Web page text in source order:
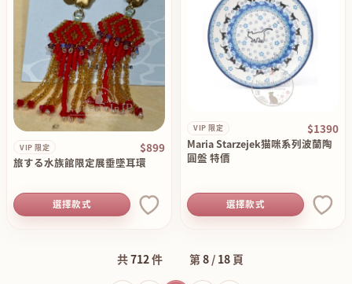
VIP 限定 $899
旅する水族館限定展垂墜耳環
選擇款式
VIP 限定 $1390
Maria Starzejek猫咪系列波蘭陶
圓盤 特價
選擇款式
共712件 第8 / 18 頁